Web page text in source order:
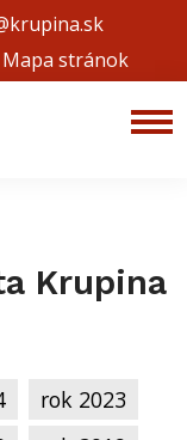
Mapa stránok
Krupina
rok 2023